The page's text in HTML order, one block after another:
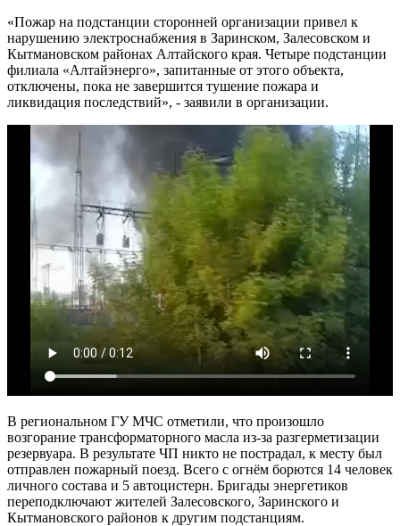
«Пожар на подстанции сторонней организации привел к
нарушению электроснабжения в Заринском, Залесовском и
Кытмановском районах Алтайского края. Четыре подстанции
филиала «Алтайэнерго», запитанные от этого объекта,
отключены, пока не завершится тушение пожара и
ликвидация последствий», - заявили в организации.
В региональном ГУ МЧС отметили, что произошло
возгорание трансформаторного масла из-за разгерметизации
резервуара. В результате ЧП никто не пострадал, к месту был
отправлен пожарный поезд. Всего с огнём борются 14 человек
личного состава и 5 автоцистерн. Бригады энергетиков
переподключают жителей Залесовского, Заринского и
Кытмановского районов к другим подстанциям.